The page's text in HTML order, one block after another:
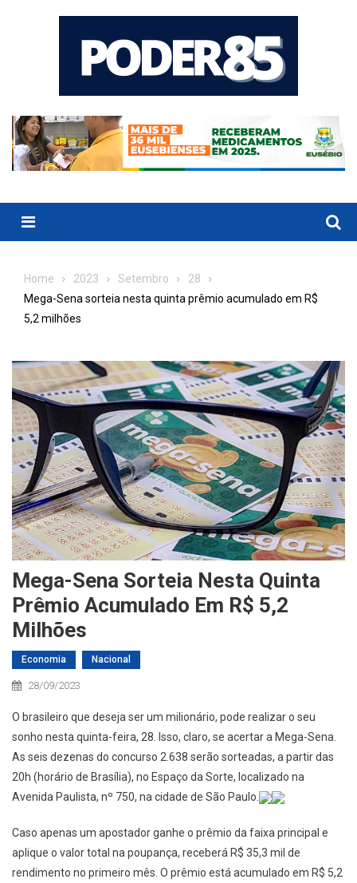
Menu
Home 2023 Setembro
28
Mega-Sena sorteia nesta quinta prêmio acumulado em R$
5,2 milhões
Mega-Sena Sorteia Nesta Quinta
Prêmio Acumulado Em R$ 5,2
Milhões
Economia Nacional
28/09/2023
O brasileiro que deseja ser um milionário, pode realizar o seu
sonho nesta quinta-feira, 28. Isso, claro, se acertar a Mega-Sena.
As seis dezenas do concurso 2.638 serão sorteadas, a partir das
20h (horário de Brasília), no Espaço da Sorte, localizado na
Avenida Paulista, nº 750, na cidade de São Paulo.
Caso apenas um apostador ganhe o prêmio da faixa principal e
aplique o valor total na poupança, receberá R$ 35,3 mil de
rendimento no primeiro mês. O prêmio está acumulado em R$ 5,2